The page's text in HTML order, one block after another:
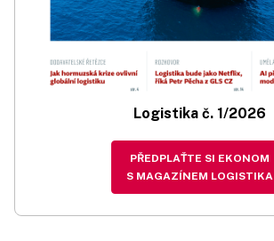
Logistika č. 1/2026
PŘEDPLAŤTE SI EKONOM
S MAGAZÍNEM LOGISTIKA